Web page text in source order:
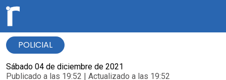
POLICIAL
Sábado 04 de diciembre de 2021
Publicado a las 19:52 | Actualizado a las 19:52